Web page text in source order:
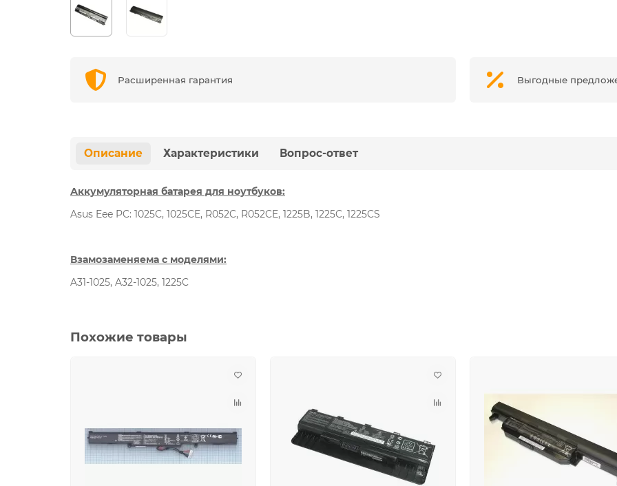
Расширенная гарантия Выгодные
Описание Характеристики Вопрос-ответ
Аккумуляторная батарея для ноутбуков:
Asus Eee PC: 1025C, 1025CE, R052C, R052CE, 1225B, 1225C, 1225CS
Взамозаменяема с моделями:
A31-1025, A32-1025, 1225C
Похожие товары